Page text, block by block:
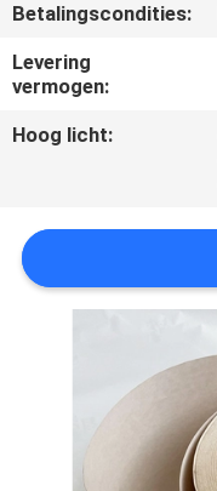
OM
EEN
PRIVACY
POLICY
Betalingscondities:
Levering
vermogen:
Hoog licht: